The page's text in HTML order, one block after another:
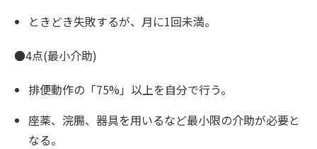
ときどき失敗するが、月に1回未満。
●4点(最小介助)
排便動作の「75%」以上を自分で行う。
座薬、浣腸、器具を用いるなど最小限の介助が必要と
なる。